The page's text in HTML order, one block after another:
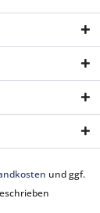
und ggf.